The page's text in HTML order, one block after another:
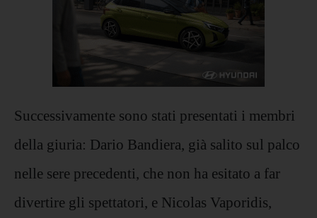
Successivamente sono stati presentati i membri
della giuria: Dario Bandiera, già salito sul palco
nelle sere precedenti, che non ha esitato a far
divertire gli spettatori, e Nicolas Vaporidis,